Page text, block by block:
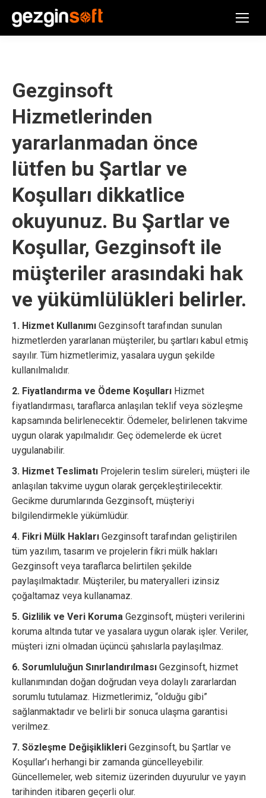
Gezginsoft
Hizmetlerinden
yararlanmadan önce
lütfen bu Şartlar ve
Koşulları dikkatlice
okuyunuz. Bu Şartlar ve
Koşullar, Gezginsoft ile
müşteriler arasındaki hak
ve yükümlülükleri belirler.
1. Hizmet Kullanımı Gezginsoft tarafından sunulan
hizmetlerden yararlanan müşteriler, bu şartları kabul etmiş
sayılır. Tüm hizmetlerimiz, yasalara uygun şekilde
kullanılmalıdır.
2. Fiyatlandırma ve Ödeme Koşulları Hizmet
fiyatlandırması, taraflarca anlaşılan teklif veya sözleşme
kapsamında belirlenecektir. Ödemeler, belirlenen takvime
uygun olarak yapılmalıdır. Geç ödemelerde ek ücret
uygulanabilir.
3. Hizmet Teslimatı Projelerin teslim süreleri, müşteri ile
anlaşılan takvime uygun olarak gerçekleştirilecektir.
Gecikme durumlarında Gezginsoft, müşteriyi
bilgilendirmekle yükümlüdür.
4. Fikri Mülk Hakları Gezginsoft tarafından geliştirilen
tüm yazılım, tasarım ve projelerin fikri mülk hakları
Gezginsoft veya taraflarca belirtilen şekilde
paylaşılmaktadır. Müşteriler, bu materyalleri izinsiz
çoğaltamaz veya kullanamaz.
5. Gizlilik ve Veri Koruma Gezginsoft, müşteri verilerini
koruma altında tutar ve yasalara uygun olarak işler. Veriler,
müşteri izni olmadan üçüncü şahıslarla paylaşılmaz.
6. Sorumluluğun Sınırlandırılması Gezginsoft, hizmet
kullanımından doğan doğrudan veya dolaylı zararlardan
sorumlu tutulamaz. Hizmetlerimiz, “olduğu gibi”
sağlanmaktadır ve belirli bir sonuca ulaşma garantisi
verilmez.
7. Sözleşme Değişiklikleri Gezginsoft, bu Şartlar ve
Koşullar’ı herhangi bir zamanda güncelleyebilir.
Güncellemeler, web sitemiz üzerinden duyurulur ve yayın
tarihinden itibaren geçerli olur.